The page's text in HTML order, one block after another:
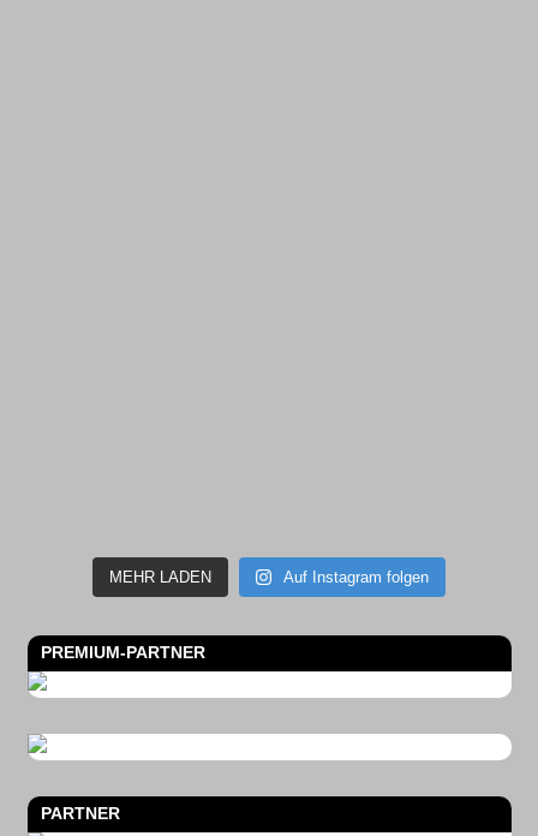
MEHR LADEN Auf Instagram folgen
PREMIUM-PARTNER
PARTNER